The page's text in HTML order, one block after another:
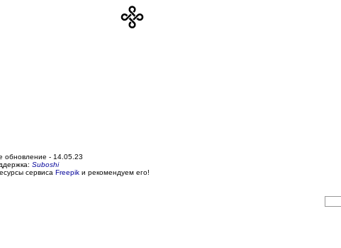
обновление - 14.05.23
Suboshi
сервиса Freepik и рекомендуем его!